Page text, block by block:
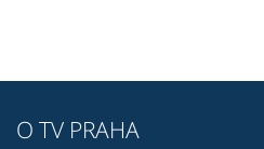
O TV PRAHA